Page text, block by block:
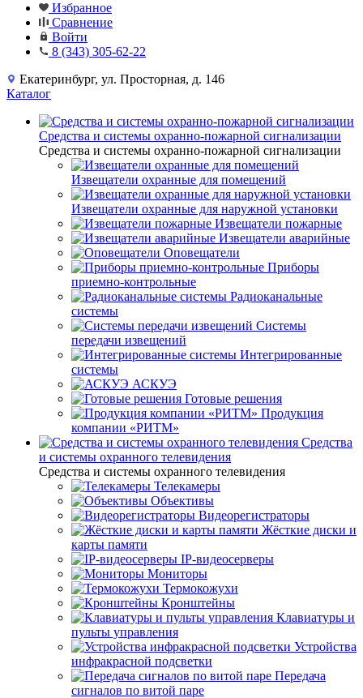
Избранное
Сравнение
Войти
8 (343) 305-62-22
Екатеринбург, ул. Просторная, д. 146
Каталог
Средства и системы охранно-пожарной сигнализации
Средства и системы охранно-пожарной сигнализации
Извещатели охранные для помещений
Извещатели охранные для наружной установки
Извещатели пожарные
Извещатели аварийные
Оповещатели
Приборы
приемно-контрольные
Радиоканальные
системы
Системы
передачи извещений
Интегрированные
системы
АСКУЭ
Готовые решения
Продукция
компании «РИТМ»
Средства
и системы охранного телевидения
Средства и системы охранного телевидения
Телекамеры
Объективы
Видеорегистраторы
Жёсткие диски и
карты памяти
IP-видеосерверы
Мониторы
Термокожухи
Кронштейны
Клавиатуры и
пульты управления
Устройства
инфракрасной подсветки
Передача
сигналов по витой паре